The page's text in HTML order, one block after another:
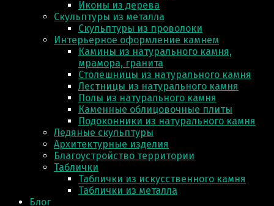
Иконы из дерева
Скульптуры из металла
Скульптуры из проволоки
Интерьерное оформление камнем
Камины из натурального камня,
мрамора, гранита
Столешницы из натурального камня
Лестницы из натурального камня
Полы из натурального камня
Каменные облицовочные плиты
Подоконники из натурального камня
Ледяные скульптуры
Архитектурные изделия
Благоустройство территории
Таблички
Таблички из искусственного камня
Таблички из металла
Блог